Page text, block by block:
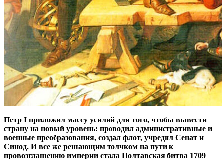
Петр I приложил массу усилий для того, чтобы вывести
страну на новый уровень: проводил административные и
военные преобразования, создал флот, учредил Сенат и
Синод. И все же решающим толчком на пути к
провозглашению империи стала Полтавская битва 1709